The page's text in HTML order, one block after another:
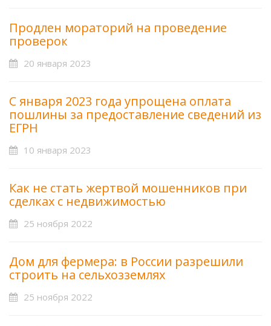
Продлен мораторий на проведение
проверок
20 января 2023
С января 2023 года упрощена оплата
пошлины за предоставление сведений из
ЕГРН
10 января 2023
Как не стать жертвой мошенников при
сделках с недвижимостью
25 ноября 2022
Дом для фермера: в России разрешили
строить на сельхозземлях
25 ноября 2022